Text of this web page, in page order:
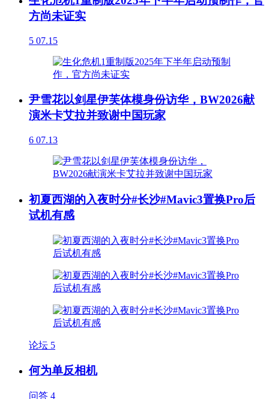
方尚未证实
5 07.15
尹雪花以剑星伊芙体模身份访华，BW2026献
演米卡艾拉并致谢中国玩家
6 07.13
初夏西湖的入夜时分#长沙#Mavic3置换Pro后
试机有感
论坛 5
何为单反相机
问答 4